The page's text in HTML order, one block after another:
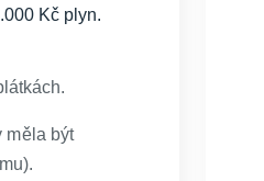
Kč plyn.
měla být